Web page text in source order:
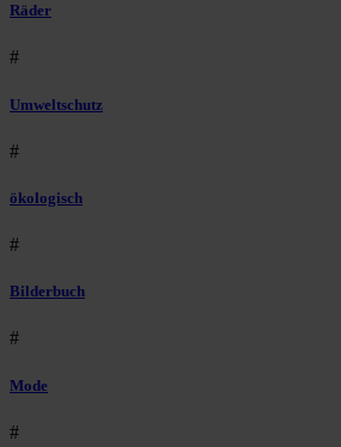
Räder
#
Umweltschutz
#
ökologisch
#
Bilderbuch
#
Mode
#